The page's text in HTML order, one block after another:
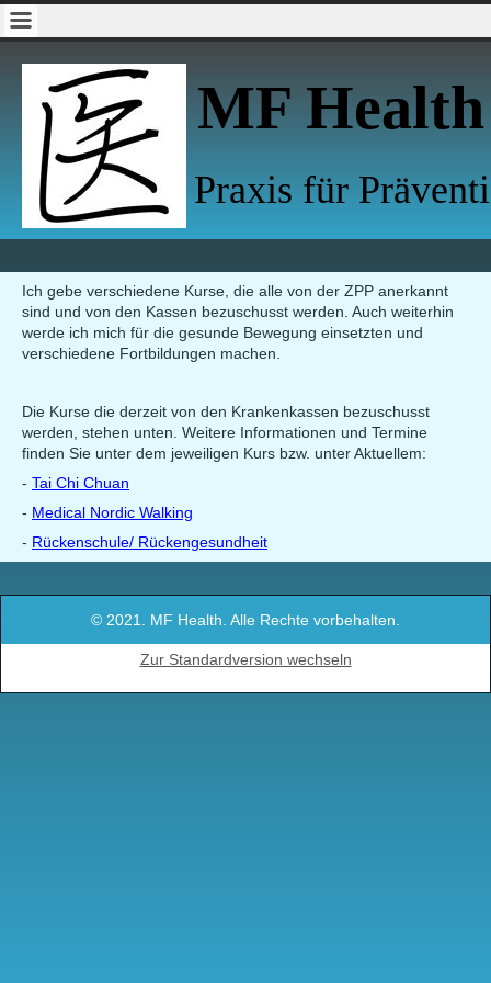
MF Health
Praxis für
Ich gebe verschiedene Kurse, die alle von der ZPP anerkannt
sind und von den Kassen bezuschusst werden. Auch weiterhin
werde ich mich für die gesunde Bewegung einsetzten und
verschiedene Fortbildungen machen.
Die Kurse die derzeit von den Krankenkassen bezuschusst
werden, stehen unten. Weitere Informationen und Termine
finden Sie unter dem jeweiligen Kurs bzw. unter Aktuellem:
- Tai Chi Chuan
- Medical Nordic Walking
- Rückenschule/ Rückengesundheit
© 2021. MF Health. Alle Rechte vorbehalten.
Zur Standardversion wechseln